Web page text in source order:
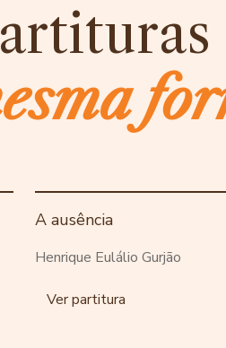
A ausência
Henrique Eulálio Gurjão
Ver partitura